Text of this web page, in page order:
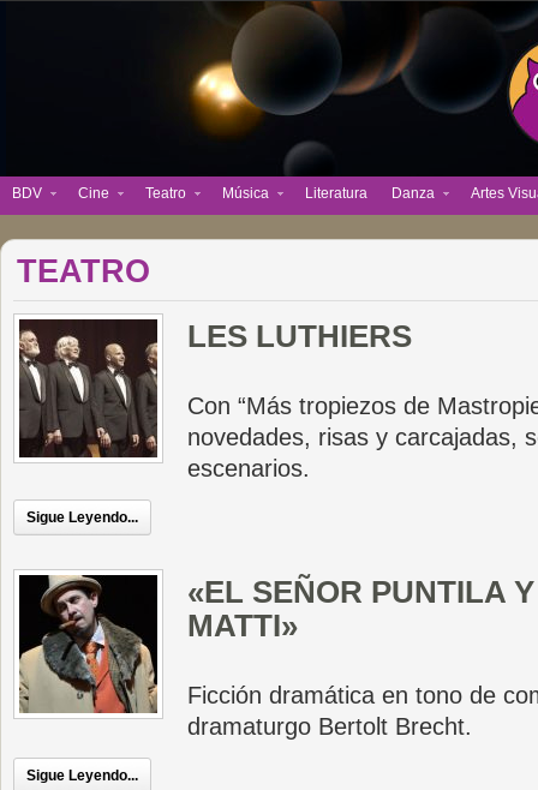
BDV Cine Teatro Música Literatura Danza Artes
TEATRO
LES LUTHIERS
Con “Más tropiezos de
novedades, risas y carcajadas,
escenarios.
Sigue Leyendo...
«EL SEÑOR PUNTILA
MATTI»
Ficción dramática en tono de
dramaturgo Bertolt Brecht.
Sigue Leyendo...